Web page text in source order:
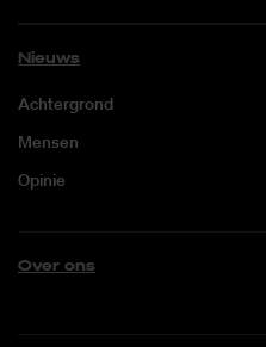
Nieuws
Achtergrond
Mensen
Opinie
Over ons